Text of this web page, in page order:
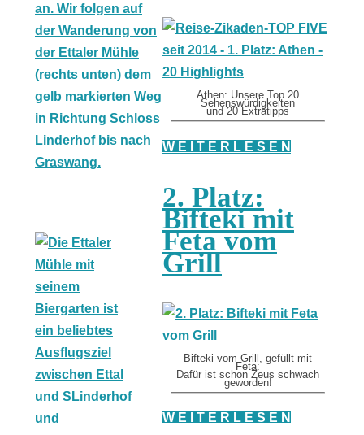
Athen: Unsere Top 20
Sehenswürdigkeiten
und 20 Extratipps
W E I T E R L E S E N
2. Platz:
Bifteki mit
Feta vom
Grill
Bifteki vom Grill, gefüllt mit
Feta:
Dafür ist schon Zeus schwach
geworden!
W E I T E R L E S E N